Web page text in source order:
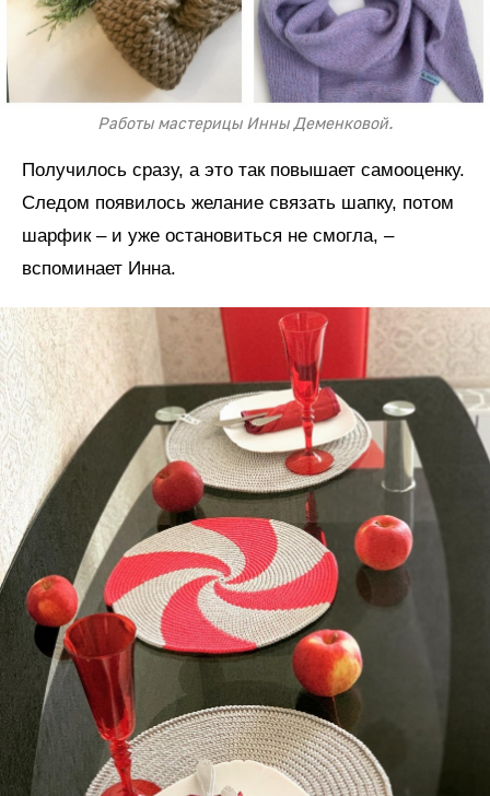
Работы мастерицы Инны Деменковой.
Получилось сразу, а это так повышает самооценку.
Следом появилось желание связать шапку, потом
шарфик – и уже остановиться не смогла, –
вспоминает Инна.